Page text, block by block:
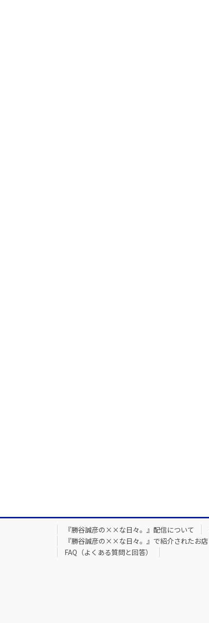
『勝谷誠彦の××な日々。』配信について
『勝谷誠彦の××な日々。』で紹介されたお店
FAQ（よくある質問と回答）